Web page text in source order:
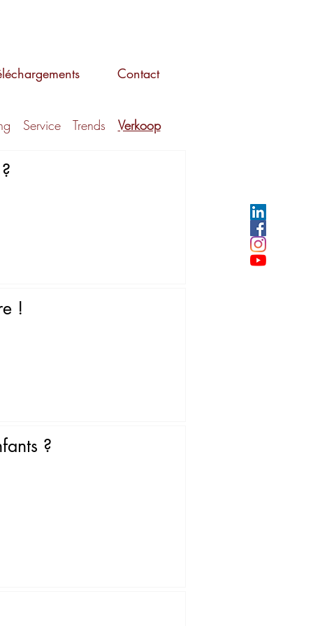
Contact
Service Trends Verkoop
!
?